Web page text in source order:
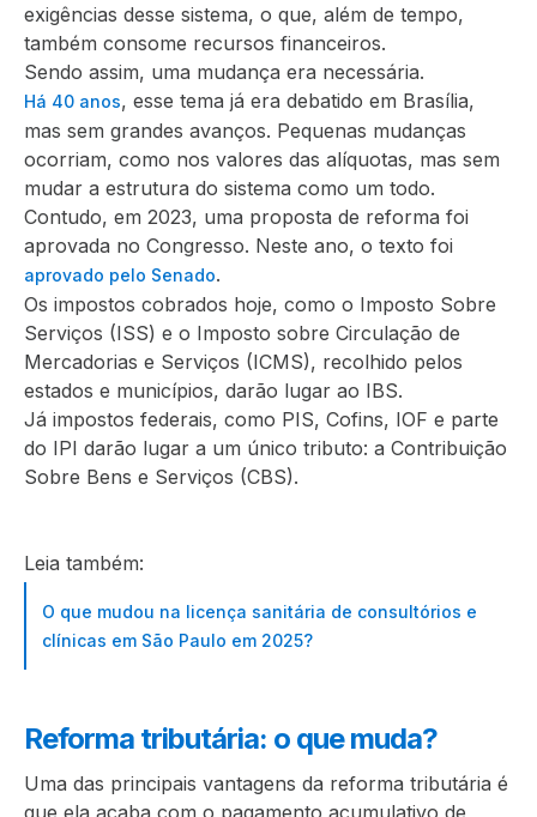
exigências desse sistema, o que, além de tempo,
também consome recursos financeiros.
Sendo assim, uma mudança era necessária.
Há 40 anos, esse tema já era debatido em Brasília,
mas sem grandes avanços. Pequenas mudanças
ocorriam, como nos valores das alíquotas, mas sem
mudar a estrutura do sistema como um todo.
Contudo, em 2023, uma proposta de reforma foi
aprovada no Congresso. Neste ano, o texto foi
aprovado pelo Senado.
Os impostos cobrados hoje, como o Imposto Sobre
Serviços (ISS) e o Imposto sobre Circulação de
Mercadorias e Serviços (ICMS), recolhido pelos
estados e municípios, darão lugar ao IBS.
Já impostos federais, como PIS, Cofins, IOF e parte
do IPI darão lugar a um único tributo: a Contribuição
Sobre Bens e Serviços (CBS).
Leia também:
O que mudou na licença sanitária de consultórios e
clínicas em São Paulo em 2025?
Reforma tributária: o que muda?
Uma das principais vantagens da reforma tributária é